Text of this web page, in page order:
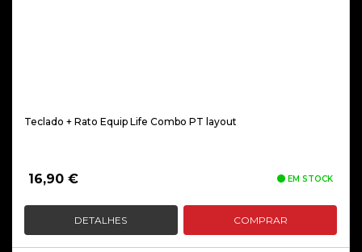
Teclado + Rato Equip Life Combo PT layout
16,90 € EM STOCK
DETALHES COMPRAR